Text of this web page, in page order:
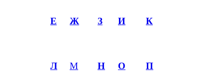
Е Ж З И К
Л М Н О П